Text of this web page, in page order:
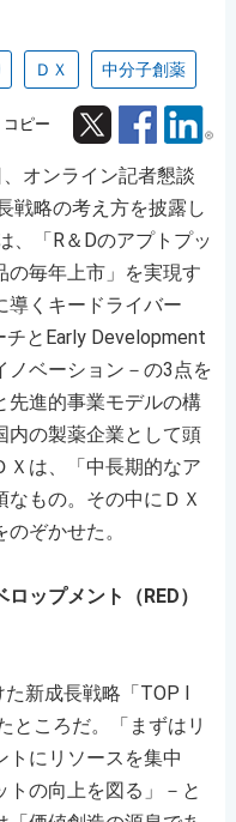
ＤＸ 中分子創薬
コピー Twitter Facebook
オンライン記者懇談
戦略の考え方を披露し
、「R＆Dのアプトプッ
の毎年上市」を実現す
導くキードライバー
とEarly Development
ベーション－の3点を
先進的事業モデルの構
内の製薬企業として頭
Ｘは、「中長期的なア
もの。その中にＤＸ
ぞかせた。
ップメント（RED）
新成長戦略「TOP I
ところだ。「まずはリ
トにリソースを集中
トの向上を図る」－と